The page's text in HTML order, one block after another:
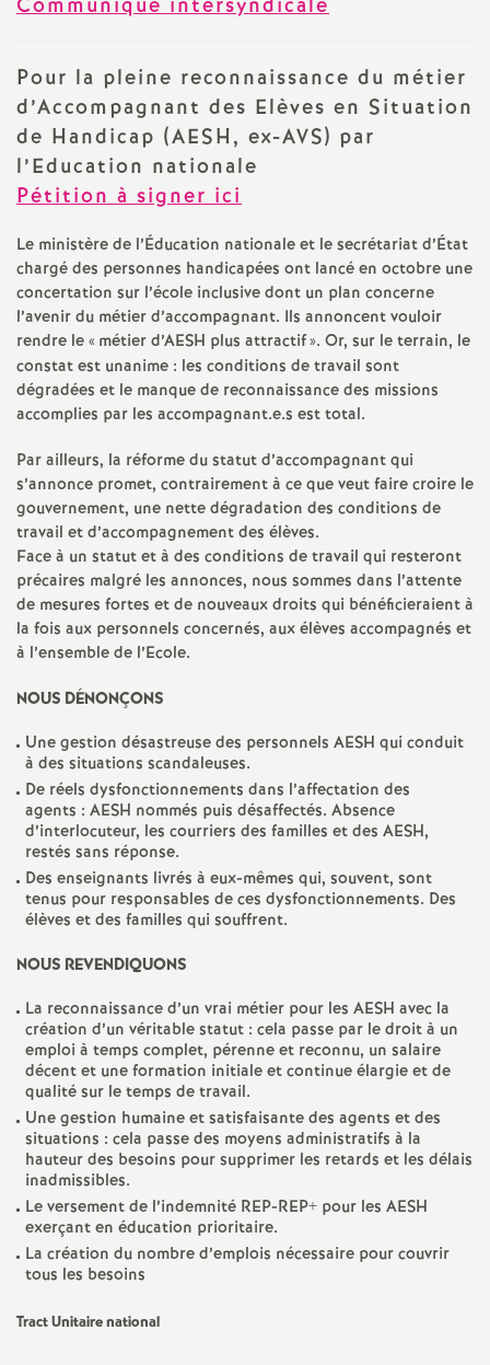
n
s
i
g
n
e
m
e
n
t
d
e
S
e
o
n
d
d
e
Communiqué intersyndicale
Pour la pleine reconnaissance du métier
d’Accompagnant des Elèves en Situation
de Handicap (AESH, ex-AVS) par
l’Education nationale
Pétition à signer ici
Le ministère de l’Éducation nationale et le secrétariat d’État
chargé des personnes handicapées ont lancé en octobre une
concertation sur l’école inclusive dont un plan concerne
l’avenir du métier d’accompagnant. Ils annoncent vouloir
rendre le «métier d’AESH plus attractif». Or, sur le terrain, le
constat est unanime : les conditions de travail sont
dégradées et le manque de reconnaissance des missions
accomplies par les accompagnant.e.s est total.
Par ailleurs, la réforme du statut d’accompagnant qui
s’annonce promet, contrairement à ce que veut faire croire le
gouvernement, une nette dégradation des conditions de
travail et d’accompagnement des élèves.
Face à un statut et à des conditions de travail qui resteront
précaires malgré les annonces, nous sommes dans l’attente
de mesures fortes et de nouveaux droits qui bénéficieraient à
la fois aux personnels concernés, aux élèves accompagnés et
à l’ensemble de l’Ecole.
NOUS DÉNONÇONS
Une gestion désastreuse des personnels AESH qui conduit
à des situations scandaleuses.
De réels dysfonctionnements dans l’affectation des
agents : AESH nommés puis désaffectés. Absence
d’interlocuteur, les courriers des familles et des AESH,
restés sans réponse.
Des enseignants livrés à eux-mêmes qui, souvent, sont
tenus pour responsables de ces dysfonctionnements. Des
élèves et des familles qui souffrent.
NOUS REVENDIQUONS
La reconnaissance d’un vrai métier pour les AESH avec la
création d’un véritable statut : cela passe par le droit à un
emploi à temps complet, pérenne et reconnu, un salaire
décent et une formation initiale et continue élargie et de
qualité sur le temps de travail.
Une gestion humaine et satisfaisante des agents et des
situations : cela passe des moyens administratifs à la
hauteur des besoins pour supprimer les retards et les délais
inadmissibles.
Le versement de l’indemnité REP-REP+ pour les AESH
exerçant en éducation prioritaire.
La création du nombre d’emplois nécessaire pour couvrir
tous les besoins
Tract Unitaire national